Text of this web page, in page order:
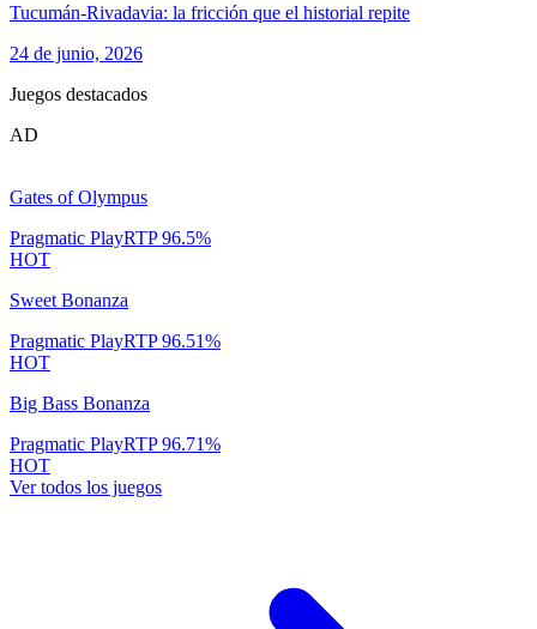
Tucumán-Rivadavia: la fricción que el historial repite
24 de junio, 2026
Juegos destacados
AD
Gates of Olympus
Pragmatic PlayRTP96.5%
HOT
Sweet Bonanza
Pragmatic PlayRTP96.51%
HOT
Big Bass Bonanza
Pragmatic PlayRTP96.71%
HOT
Ver todos los juegos